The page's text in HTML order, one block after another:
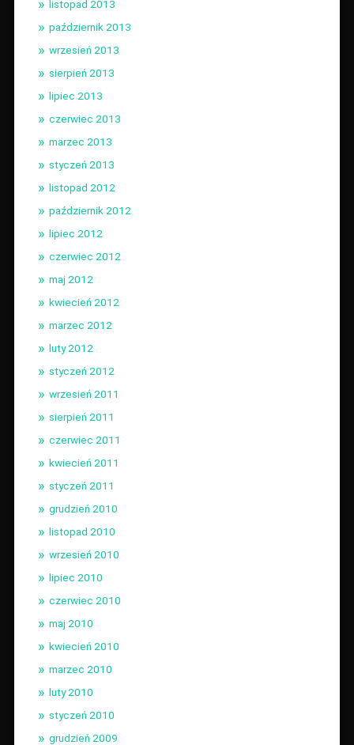
listopad 2013
październik 2013
wrzesień 2013
sierpień 2013
lipiec 2013
czerwiec 2013
marzec 2013
styczeń 2013
listopad 2012
październik 2012
lipiec 2012
czerwiec 2012
maj 2012
kwiecień 2012
marzec 2012
luty 2012
styczeń 2012
wrzesień 2011
sierpień 2011
czerwiec 2011
kwiecień 2011
styczeń 2011
grudzień 2010
listopad 2010
wrzesień 2010
lipiec 2010
czerwiec 2010
maj 2010
kwiecień 2010
marzec 2010
luty 2010
styczeń 2010
grudzień 2009